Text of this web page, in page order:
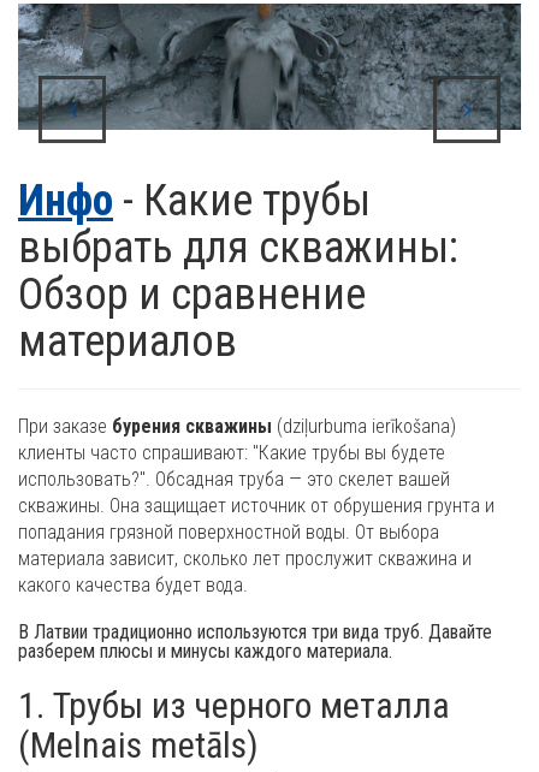
Инфо - Какие трубы
выбрать для скважины:
Обзор и сравнение
материалов
При заказе бурения скважины (dziļurbuma ierīkošana)
клиенты часто спрашивают: "Какие трубы вы будете
использовать?". Обсадная труба — это скелет вашей
скважины. Она защищает источник от обрушения грунта и
попадания грязной поверхностной воды. От выбора
материала зависит, сколько лет прослужит скважина и
какого качества будет вода.
В Латвии традиционно используются три вида труб. Давайте
разберем плюсы и минусы каждого материала.
1. Трубы из черного металла
(Melnais metāls)